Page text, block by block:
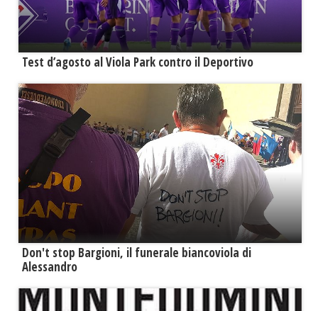
Test d’agosto al Viola Park contro il Deportivo
Don't stop Bargioni, il funerale biancoviola di
Alessandro